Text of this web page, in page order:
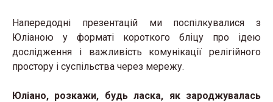
Напередодні презентацій ми поспілкувалися з
Юліаною у форматі короткого бліцу про ідею
дослідження і важливість комунікації релігійного
простору і суспільства через мережу.
Юліано, розкажи, будь ласка, як зароджувалась